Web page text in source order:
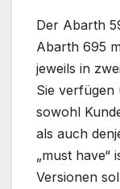
Der Abarth
Abarth 695
jeweils in
Sie verfügen
sowohl
als auch
„must have“
Versionen